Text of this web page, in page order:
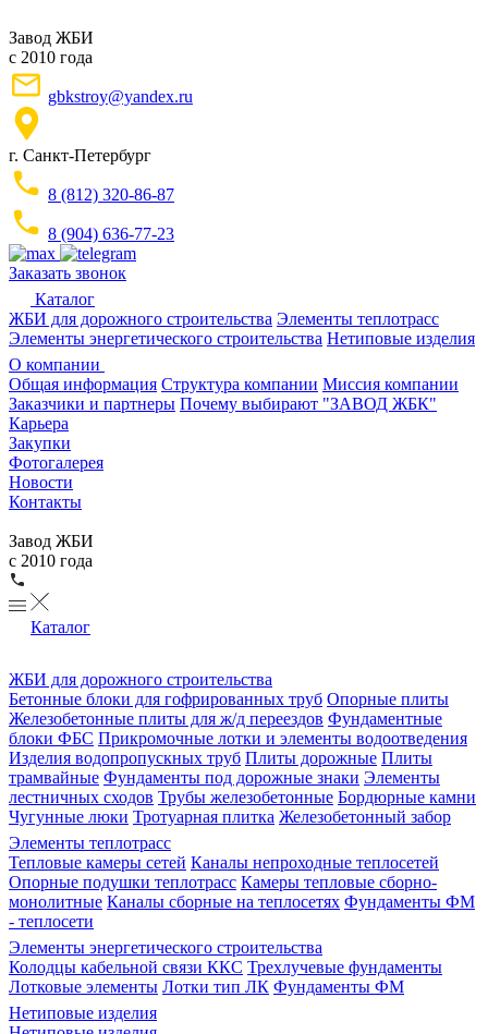
Завод ЖБИ
с 2010 года
gbkstroy@yandex.ru
г. Санкт-Петербург
8 (812) 320-86-87
8 (904) 636-77-23
Заказать звонок
Каталог
ЖБИ для дорожного строительства Элементы теплотрасс
Элементы энергетического строительства Нетиповые изделия
О компании
Общая информация Структура компании Миссия компании
Заказчики и партнеры Почему выбирают "ЗАВОД ЖБК"
Карьера
Закупки
Фотогалерея
Новости
Контакты
Завод ЖБИ
с 2010 года
Каталог
ЖБИ для дорожного строительства
Бетонные блоки для гофрированных труб Опорные плиты
Железобетонные плиты для ж/д переездов Фундаментные
блоки ФБС Прикромочные лотки и элементы водоотведения
Изделия водопропускных труб Плиты дорожные Плиты
трамвайные Фундаменты под дорожные знаки Элементы
лестничных сходов Трубы железобетонные Бордюрные камни
Чугунные люки Тротуарная плитка Железобетонный забор
Элементы теплотрасс
Тепловые камеры сетей Каналы непроходные теплосетей
Опорные подушки теплотрасс Камеры тепловые сборно-
монолитные Каналы сборные на теплосетях Фундаменты ФМ
- теплосети
Элементы энергетического строительства
Колодцы кабельной связи ККС Трехлучевые фундаменты
Лотковые элементы Лотки тип ЛК Фундаменты ФМ
Нетиповые изделия